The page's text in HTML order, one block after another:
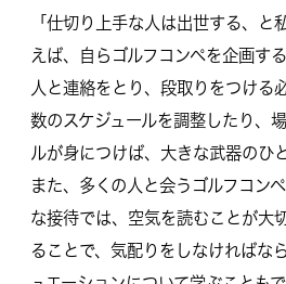
「仕切り上手な人は出世する、と
えば、自らゴルフコンペを企画す
人と連絡をとり、段取りをつける
数のスケジュールを調整したり、
ルが身につけば、大きな武器のひ
また、多くの人と会うゴルフコン
な接待では、空気を読むことが大
ることで、気配りをしなければな